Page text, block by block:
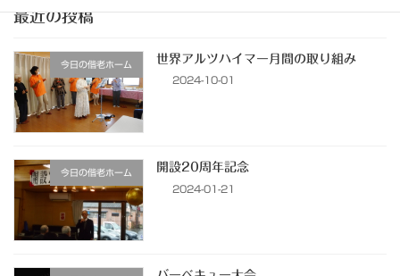
最近の投稿
今日の偕老ホーム 世界アルツハイマー月間の取り組み
2024-10-01
今日の偕老ホーム 開設20周年記念
2024-01-21